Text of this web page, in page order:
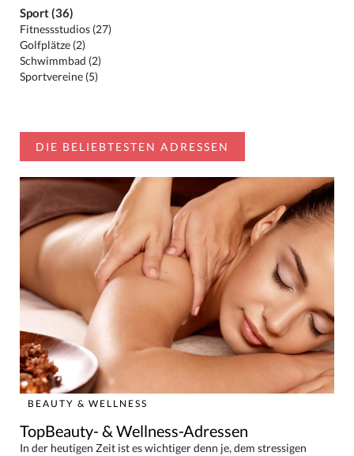
Sport (36)
Fitnessstudios (27)
Golfplätze (2)
Schwimmbad (2)
Sportvereine (5)
DIE BELIEBTESTEN ADRESSEN
BEAUTY & WELLNESS
TopBeauty- & Wellness-Adressen
In der heutigen Zeit ist es wichtiger denn je, dem stressigen